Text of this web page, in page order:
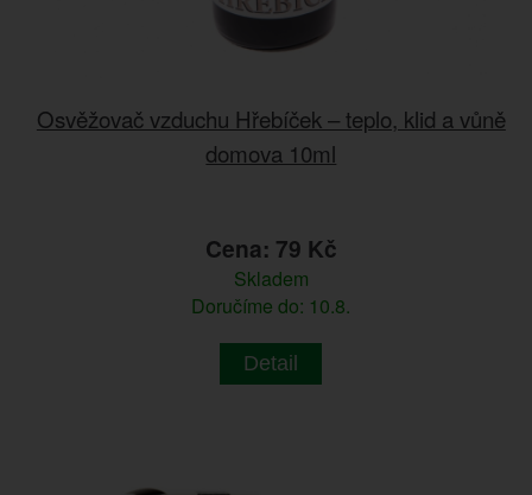
Osvěžovač vzduchu Hřebíček – teplo, klid a vůně
domova 10ml
Cena: 79 Kč
Skladem
Doručíme do: 10.8.
Detail